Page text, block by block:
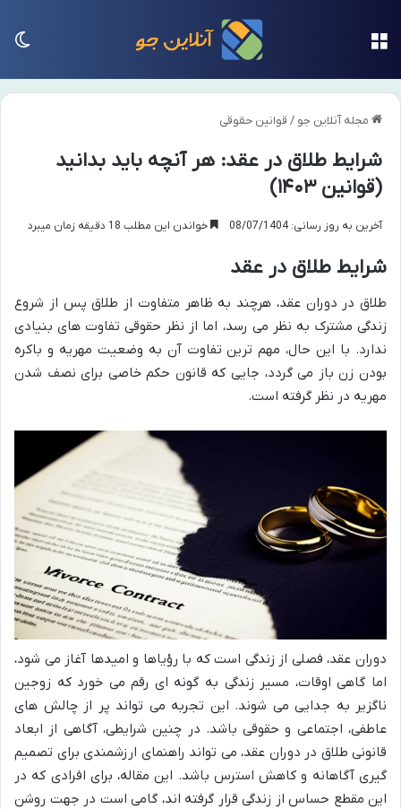
مجله آنلاین جو / قوانین حقوقی
شرایط طلاق در عقد: هر آنچه باید بدانید
(قوانین ۱۴۰۳)
آخرین به روز رسانی: 08/07/1404 خواندن این مطلب 18 دقیقه زمان میبرد
شرایط طلاق در عقد
طلاق در دوران عقد، هرچند به ظاهر متفاوت از طلاق پس از شروع
زندگی مشترک به نظر می رسد، اما از نظر حقوقی تفاوت های بنیادی
ندارد. با این حال، مهم ترین تفاوت آن به وضعیت مهریه و باکره
بودن زن باز می گردد، جایی که قانون حکم خاصی برای نصف شدن
مهریه در نظر گرفته است.
دوران عقد، فصلی از زندگی است که با رؤیاها و امیدها آغاز می شود،
اما گاهی اوقات، مسیر زندگی به گونه ای رقم می خورد که زوجین
ناگزیر به جدایی می شوند. این تجربه می تواند پر از چالش های
عاطفی، اجتماعی و حقوقی باشد. در چنین شرایطی، آگاهی از ابعاد
قانونی طلاق در دوران عقد، می تواند راهنمای ارزشمندی برای تصمیم
گیری آگاهانه و کاهش استرس باشد. این مقاله، برای افرادی که در
این مقطع حساس از زندگی قرار گرفته اند، گامی است در جهت روشن